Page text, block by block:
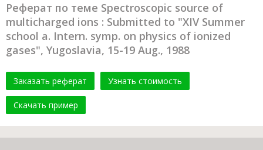
Реферат по теме Spectroscopic source of
multicharged ions : Submitted to "XIV Summer
school a. Intern. symp. on physics of ionized
gases", Yugoslavia, 15-19 Aug., 1988
Заказать реферат Узнать стоимость
Скачать пример